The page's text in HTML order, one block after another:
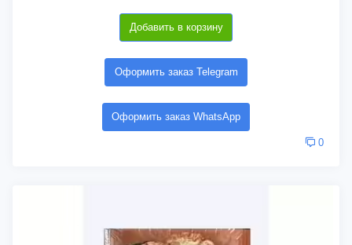
Добавить в корзину
Оформить заказ Telegram
Оформить заказ WhatsApp
0